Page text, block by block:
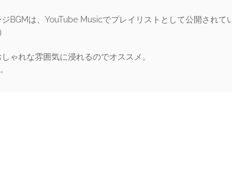
BGMは、YouTube Musicでプレイリストとして公開されて
ゃれな雰囲気に浸れるのでオススメ。